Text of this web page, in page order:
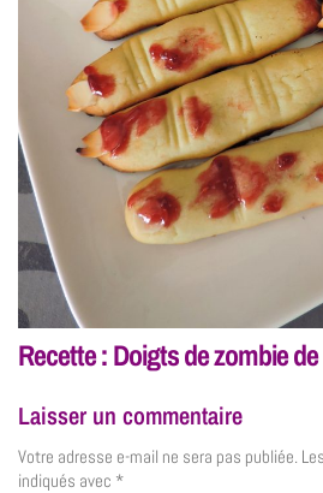
Recette : Doigts de zombie
Laisser un commentaire
Votre adresse e-mail ne sera pas publiée.
indiqués avec *